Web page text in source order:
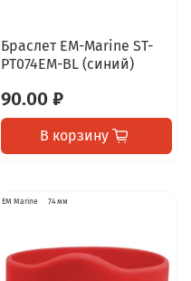
Браслет EM-Marine ST-
PT074EM-BL (синий)
90.00 ₽
В корзину
EM Marine 74 мм